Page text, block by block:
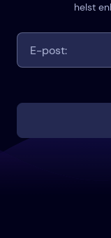
helst